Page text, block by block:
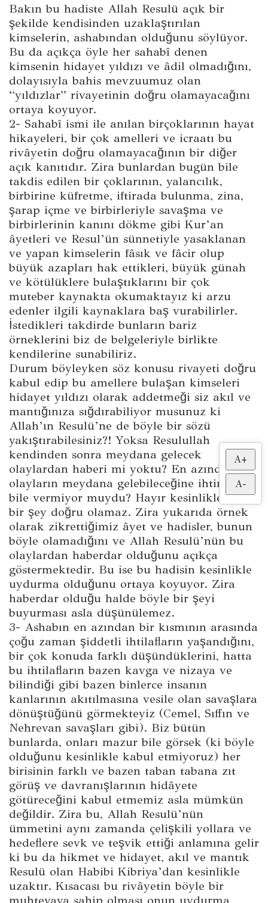
Bakın bu hadiste Allah Resulü açık bir
şekilde kendisinden uzaklaştırılan
kimselerin, ashabından olduğunu söylüyor.
Bu da açıkça öyle her sahabî denen
kimsenin hidayet yıldızı ve âdil olmadığını,
dolayısıyla bahis mevzuumuz olan
“yıldızlar” rivayetinin doğru olamayacağını
ortaya koyuyor.
2- Sahabî ismi ile anılan birçoklarının hayat
hikayeleri, bir çok amelleri ve icraatı bu
rivâyetin doğru olamayacağının bir diğer
açık kanıtıdır. Zira bunlardan bugün bile
takdis edilen bir çoklarının, yalancılık,
birbirine küfretme, iftirada bulunma, zina,
şarap içme ve birbirleriyle savaşma ve
birbirlerinin kanını dökme gibi Kur’an
âyetleri ve Resul’ün sünnetiyle yasaklanan
ve yapan kimselerin fâsık ve fâcir olup
büyük azapları hak ettikleri, büyük günah
ve kötülüklere bulaştıklarını bir çok
muteber kaynakta okumaktayız ki arzu
edenler ilgili kaynaklara baş vurabilirler.
İstedikleri takdirde bunların bariz
örneklerini biz de belgeleriyle birlikte
kendilerine sunabiliriz.
Durum böyleyken söz konusu rivayeti doğru
kabul edip bu amellere bulaşan kimseleri
hidayet yıldızı olarak addetmeği siz akıl ve
mantığınıza sığdırabiliyor musunuz ki
Allah’ın Resulü’ne de böyle bir sözü
yakıştırabilesiniz?! Yoksa Resulullah
kendinden sonra meydana gelecek
olaylardan haberi mi yoktu? En azından bu
olayların meydana gelebileceğine ihtimal
bile vermiyor muydu? Hayır kesinlikle böyle
bir şey doğru olamaz. Zira yukarıda örnek
olarak zikrettiğimiz âyet ve hadisler, bunun
böyle olamadığını ve Allah Resulü’nün bu
olaylardan haberdar olduğunu açıkça
göstermektedir. Bu ise bu hadisin kesinlikle
uydurma olduğunu ortaya koyuyor. Zira
haberdar olduğu halde böyle bir şeyi
buyurması asla düşünülemez.
3- Ashabın en azından bir kısmının arasında
çoğu zaman şiddetli ihtilafların yaşandığını,
bir çok konuda farklı düşündüklerini, hatta
bu ihtilafların bazen kavga ve nizaya ve
bilindiği gibi bazen binlerce insanın
kanlarının akıtılmasına vesile olan savaşlara
dönüştüğünü görmekteyiz (Cemel, Sıffın ve
Nehrevan savaşları gibi). Biz bütün
bunlarda, onları mazur bile görsek (ki böyle
olduğunu kesinlikle kabul etmiyoruz) her
birisinin farklı ve bazen taban tabana zıt
görüş ve davranışlarının hidâyete
götüreceğini kabul etmemiz asla mümkün
değildir. Zira bu, Allah Resulü’nün
ümmetini aynı zamanda çelişkili yollara ve
hedeflere sevk ve teşvik ettiği anlamına gelir
ki bu da hikmet ve hidayet, akıl ve mantık
Resulü olan Habibi Kibriya’dan kesinlikle
uzaktır. Kısacası bu rivâyetin böyle bir
A+
A-